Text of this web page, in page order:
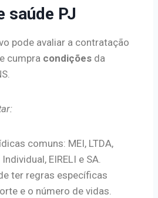
saúde PJ
pode avaliar a contratação
cumpra condições da
comuns: MEI, LTDA,
EIRELI e SA.
ter regras específicas
e o número de vidas.